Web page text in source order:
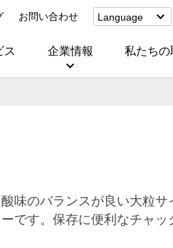
お問い合わせ
Language
(Corporate)
ス 企業情報 私たちの
味のバランスが良い大粒サ
です。保存に便利なチャッ